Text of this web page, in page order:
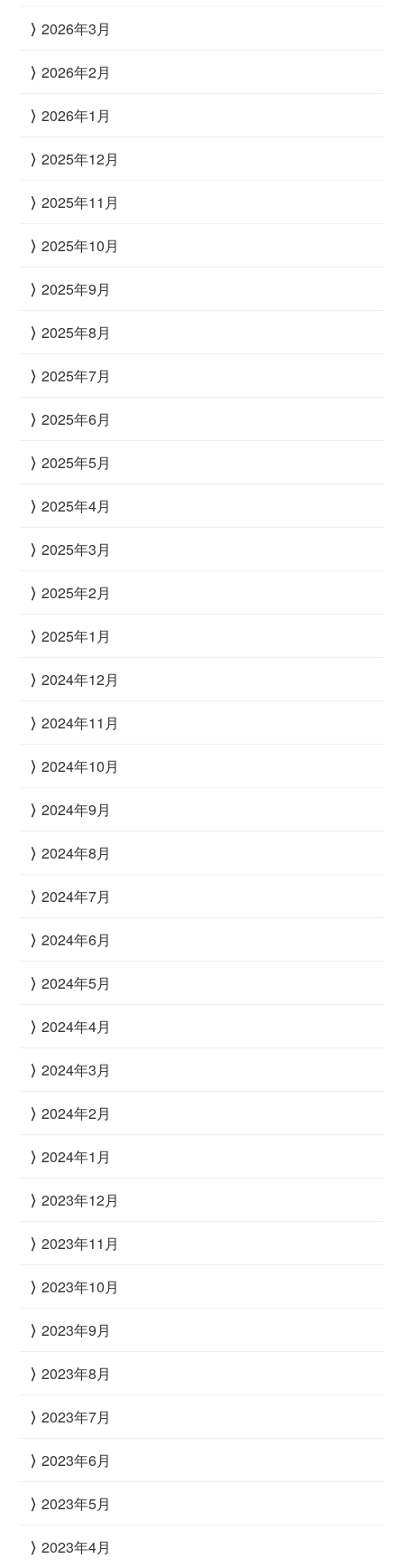
2026年3月
2026年2月
2026年1月
2025年12月
2025年11月
2025年10月
2025年9月
2025年8月
2025年7月
2025年6月
2025年5月
2025年4月
2025年3月
2025年2月
2025年1月
2024年12月
2024年11月
2024年10月
2024年9月
2024年8月
2024年7月
2024年6月
2024年5月
2024年4月
2024年3月
2024年2月
2024年1月
2023年12月
2023年11月
2023年10月
2023年9月
2023年8月
2023年7月
2023年6月
2023年5月
2023年4月